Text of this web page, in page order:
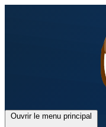
Ouvrir le menu principal